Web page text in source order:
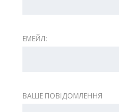
ЕМЕЙЛ:
ВАШЕ ПОВІДОМЛЕННЯ